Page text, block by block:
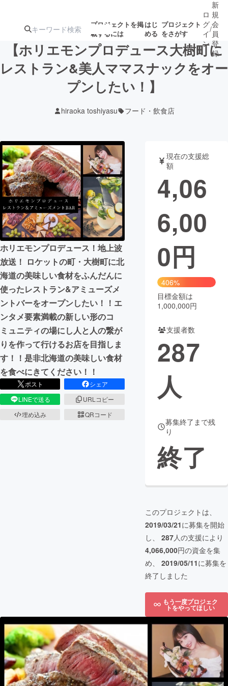
プロジェクトを掲
載するには
はじ
める
プロジェクト
をさがす
注目のリ 注目の新着プロ募集終了が近いプ
テクノロジー・ガジェット
映像・映画 書籍・雑誌
ビジネス・起業 チャレンジ
まちづくり・地域活性化
CAMPFIRE for Social Good
CAMPFIRE Creation
CAMPFIREふるさと納税machi-ya コミュニティ
ロ
グ
イ
ン
/
新
規
会
員
登
録
【ホリエモンプロデュース大樹町に
レストラン&美人ママスナックをオー
プンしたい！】
hiraoka toshiyasu フード・飲食店
ホリエモンプロデュース！地上波
放送！ ロケットの町・大樹町に北
海道の美味しい食材をふんだんに
使ったレストラン&アミューズメ
ントバーをオープンしたい！！エ
ンタメ要素満載の新しい形のコ
ミュニティの場にし人と人の繋が
りを作って行けるお店を目指しま
す！！是非北海道の美味しい食材
を食べにきてください！！
ポスト
シェア
LINEで送る
URLコピー
埋め込み
QRコード
現在の支援総
額
4,06
6,00
0円
406%
目標金額は
1,000,000円
支援者数
287
人
募集終了まで残
り
終了
このプロジェクトは、
2019/03/21に募集を開始
し、 287人の支援により
4,066,000円の資金を集
め、 2019/05/11に募集を
終了しました
もう一度プロジェク
トをやってほしい